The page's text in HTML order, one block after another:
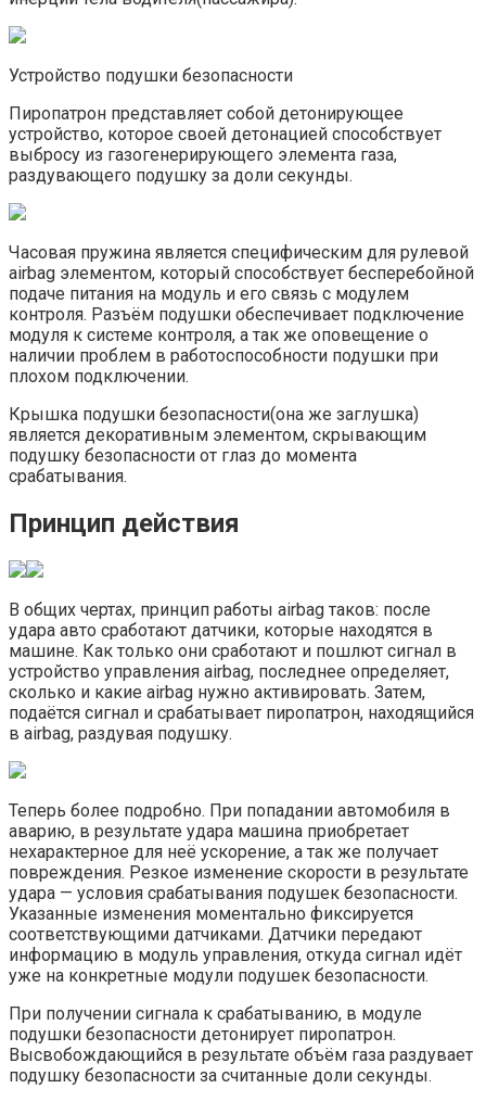
Устройство подушки безопасности
Пиропатрон представляет собой детонирующее
устройство, которое своей детонацией способствует
выбросу из газогенерирующего элемента газа,
раздувающего подушку за доли секунды.
Часовая пружина является специфическим для рулевой
airbag элементом, который способствует бесперебойной
подаче питания на модуль и его связь с модулем
контроля. Разъём подушки обеспечивает подключение
модуля к системе контроля, а так же оповещение о
наличии проблем в работоспособности подушки при
плохом подключении.
Крышка подушки безопасности(она же заглушка)
является декоративным элементом, скрывающим
подушку безопасности от глаз до момента
срабатывания.
Принцип действия
В общих чертах, принцип работы airbag таков: после
удара авто сработают датчики, которые находятся в
машине. Как только они сработают и пошлют сигнал в
устройство управления airbag, последнее определяет,
сколько и какие airbag нужно активировать. Затем,
подаётся сигнал и срабатывает пиропатрон, находящийся
в airbag, раздувая подушку.
Теперь более подробно. При попадании автомобиля в
аварию, в результате удара машина приобретает
нехарактерное для неё ускорение, а так же получает
повреждения. Резкое изменение скорости в результате
удара — условия срабатывания подушек безопасности.
Указанные изменения моментально фиксируется
соответствующими датчиками. Датчики передают
информацию в модуль управления, откуда сигнал идёт
уже на конкретные модули подушек безопасности.
При получении сигнала к срабатыванию, в модуле
подушки безопасности детонирует пиропатрон.
Высвобождающийся в результате объём газа раздувает
подушку безопасности за считанные доли секунды.